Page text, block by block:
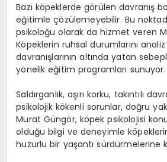
Bazı köpeklerde görülen davranış
eğitimle çözülemeyebilir. Bu
psikoloğu olarak da hizmet veren
Köpeklerin ruhsal durumlarını
davranışlarının altında yatan
yönelik eğitim programları sunuyor.
Saldırganlık, aşırı korku, takıntılı
psikolojik kökenli sorunlar, doğru
Murat Güngör, köpek psikolojisi
olduğu bilgi ve deneyimle
huzurlu bir yaşantı sürdürmelerine